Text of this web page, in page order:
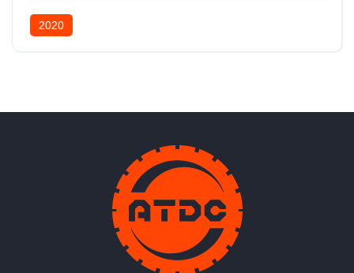
2020